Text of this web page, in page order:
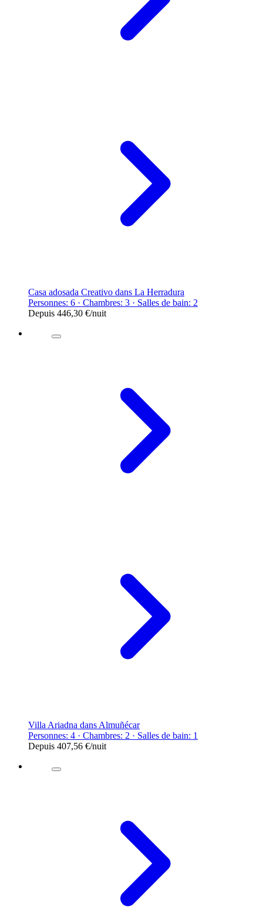
Casa adosada Creativo dans La Herradura
Personnes: 6 · Chambres: 3 · Salles de bain: 2
Depuis 446,30 €/nuit
Villa Ariadna dans Almuñécar
Personnes: 4 · Chambres: 2 · Salles de bain: 1
Depuis 407,56 €/nuit